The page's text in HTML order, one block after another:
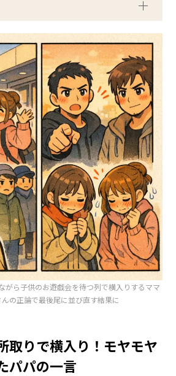
がら子供のお遊戯会を待つ列で横入りするママ
の正論で最後尾に並び直す結果に
取りで横入り！モヤモヤ
パパの一言